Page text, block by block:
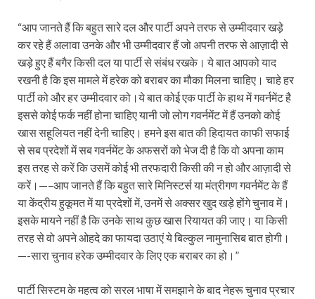
“आप जानते हैं कि बहुत सारे दल और पार्टी अपने तरफ से उम्मीदवार खड़े
कर रहे हैं अलावा उनके और भी उम्मीदवार हैं जो अपनी तरफ से आज़ादी से
खड़े हुए हैं बगैर किसी दल या पार्टी से संबंध रखके। ये बात आपको याद
रखनी है कि इस मामले में हरेक को बराबर का मौका मिलना चाहिए। चाहे हर
पार्टी को और हर उम्मीदवार को।ये बात कोई एक पार्टी के हाथ में गवर्नमेंट है
इससे कोई फर्क नहीं होना चाहिए यानी जो लोग गवर्नमेंट में हैं उनको कोई
खास सहूलियत नहीं देनी चाहिए। हमने इस बात की हिदायत काफी सफाई
से सब प्रदेशों में सब गवर्नमेंट के अफसरों को भेज दी है कि वो अपना काम
इस तरह से करें कि उसमें कोई भी तरफदारी किसी की न हो और आज़ादी से
करें।—–आप जानते हैं कि बहुत सारे मिनिस्टर्स या मंत्रीगण गवर्नमेंट के हैं
या केंद्रीय हुकूमत में या प्रदेशों में, उनमें से अक्सर खुद खड़े होंगे चुनाव में।
इसके मायने नहीं है कि उनके साथ कुछ खास रियायत की जाए। या किसी
तरह से वो अपने ओहदे का फायदा उठाएं ये बिल्कुल नामुनासिब बात होगी।
—-सारा चुनाव हरेक उम्मीदवार के लिए एक बराबर का हो।”
पार्टी सिस्टम के महत्व को सरल भाषा में समझाने के बाद नेहरू चुनाव प्रचार